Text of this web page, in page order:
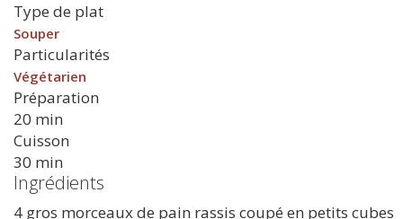
Type de plat
Souper
Particularités
Végétarien
Préparation
20 min
Cuisson
30 min
Ingrédients
4 gros morceaux de pain rassis coupé en petits cubes